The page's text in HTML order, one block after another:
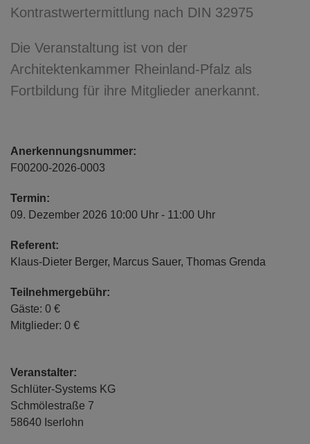
Kontrastwertermittlung nach DIN 32975
Die Veranstaltung ist von der
Architektenkammer Rheinland-Pfalz als
Fortbildung für ihre Mitglieder anerkannt.
Anerkennungsnummer:
F00200-2026-0003
Termin:
09. Dezember 2026 10:00 Uhr - 11:00 Uhr
Referent:
Klaus-Dieter Berger, Marcus Sauer, Thomas Grenda
Teilnehmergebühr:
Gäste: 0 €
Mitglieder: 0 €
Veranstalter:
Schlüter-Systems KG
Schmölestraße 7
58640 Iserlohn